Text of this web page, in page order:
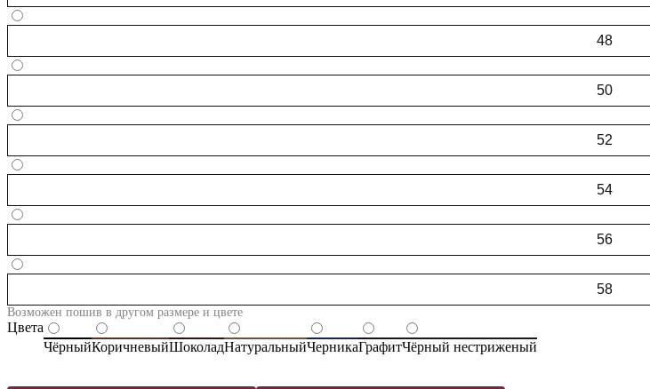
48
50
52
54
56
58
Возможен пошив в другом размере и цвете
Цвета
ЧёрныйКоричневыйШоколадНатуральныйЧерникаГрафитЧёрный нестриженый